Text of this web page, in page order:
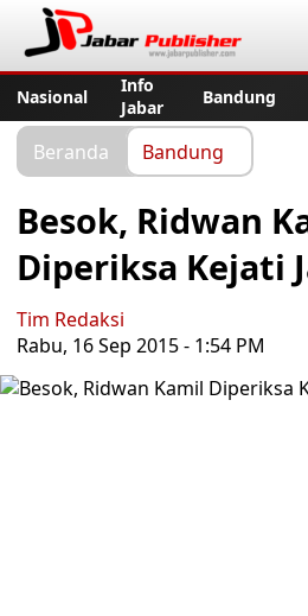
Nasional
Info
Jabar
Bandung
Beranda Bandung
Besok, Ridwan
Diperiksa Kejati
Tim Redaksi
Rabu, 16 Sep 2015 - 1:54 PM